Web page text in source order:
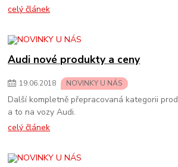
celý článek
Audi nové produkty a ceny
19.06.2018 NOVINKY U NÁS
Další kompletně přepracovaná kategorii
a to na vozy Audi.
celý článek